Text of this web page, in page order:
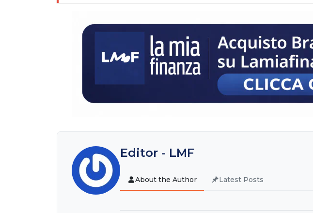
Editor - LMF
About the Author Latest Posts